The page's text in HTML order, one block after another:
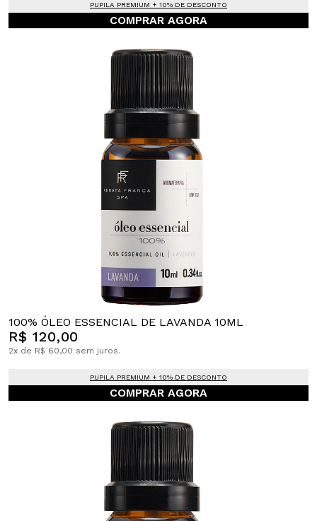
PUPILA PREMIUM + 10% DE DESCONTO
COMPRAR AGORA
100% ÓLEO ESSENCIAL DE LAVANDA 10ML
R$ 120,00
2x de R$ 60,00 sem juros.
PUPILA PREMIUM + 10% DE DESCONTO
COMPRAR AGORA